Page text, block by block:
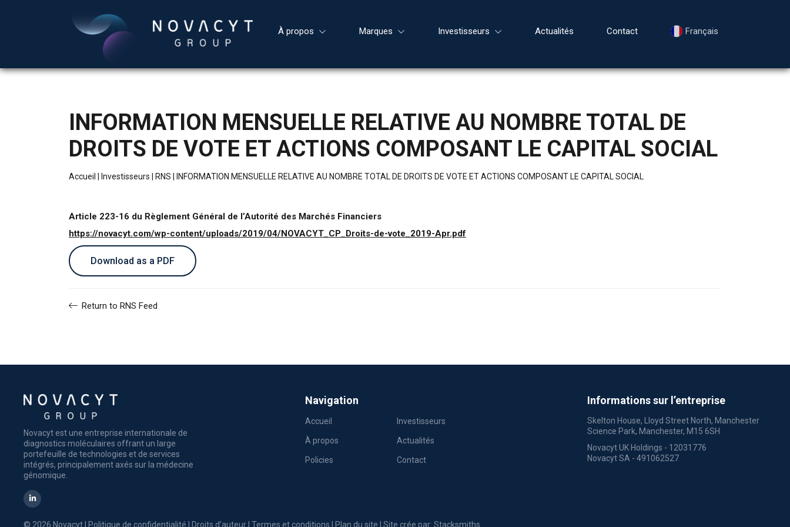
À propos Marques Investisseurs Actualités Contact Français
INFORMATION MENSUELLE RELATIVE AU NOMBRE TOTAL DE
DROITS DE VOTE ET ACTIONS COMPOSANT LE CAPITAL SOCIAL
Accueil Investisseurs RNS INFORMATION MENSUELLE RELATIVE AU NOMBRE TOTAL DE DROITS DE VOTE ET ACTIONS COMPOSANT LE CAPITAL SOCIAL
Article 223-16 du Règlement Général de l’Autorité des Marchés Financiers
https://novacyt.com/wp-content/uploads/2019/04/NOVACYT_CP_Droits-de-vote_2019-Apr.pdf
Download as a PDF
Return to RNS Feed
Novacyt est une entreprise internationale de
diagnostics moléculaires offrant un large
portefeuille de technologies et de services
intégrés, principalement axés sur la médecine
génomique.
Navigation
Accueil Investisseurs
À propos Actualités
Policies Contact
Informations sur l’entreprise
Skelton House, Lloyd Street North, Manchester
Science Park, Manchester, M15 6SH
Novacyt UK Holdings - 12031776
Novacyt SA - 491062527
© 2026 Novacyt | Politique de confidentialité Droits d’auteur Termes et conditions Plan du site | Site crée par: Stacksmiths